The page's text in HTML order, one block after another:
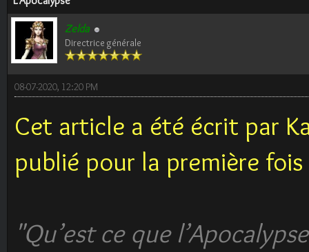
Zelda
Directrice générale
08-07-2020, 12:20 PM
Cet article a été écrit par
publié pour la première
"Qu’est ce que